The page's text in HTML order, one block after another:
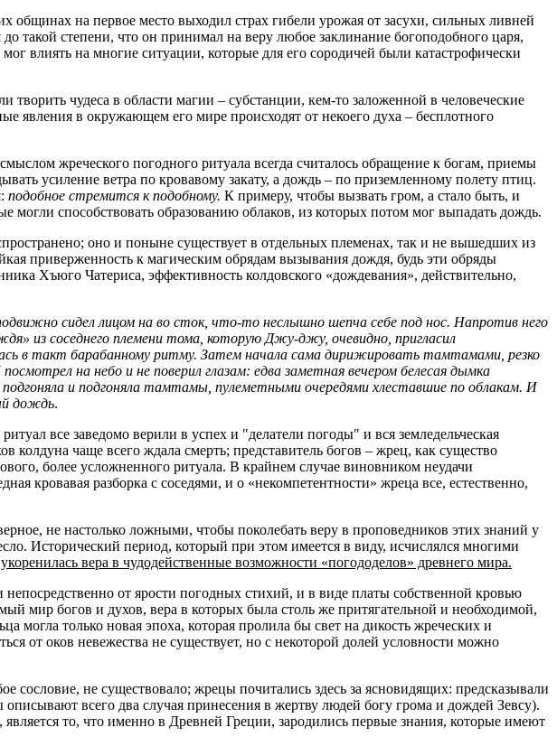
общинах на первое место выходил страх гибели урожая от засухи, сильных ливней
такой степени, что он принимал на веру любое заклинание богоподобного царя,
влиять на многие ситуации, которые для его сородичей были катастрофически
чудеса в области магии ‒ субстанции, кем-то заложенной в человеческие
явления в окружающем его мире происходят от некоего духа ‒ бесплотного
жреческого погодного ритуала всегда считалось обращение к богам, приемы
усиление ветра по кровавому закату, а дождь ‒ по приземленному полету птиц.
подобное стремится к подобному. К примеру, чтобы вызвать гром, а стало быть, и
способствовать образованию облаков, из которых потом мог выпадать дождь.
оно и поныне существует в отдельных племенах, так и не вышедших из
приверженность к магическим обрядам вызывания дождя, будь эти обряды
Хъюго Чатериса, эффективность колдовского «дождевания», действительно,
сидел лицом на во сток, что-то неслышно шепча себе под нос. Напротив него
из соседнего племени тома, которую Джу-джу, очевидно, пригласил
в такт барабанному ритму. Затем начала сама дирижировать тамтамами, резко
на небо и не поверил глазам: едва заметная вечером белесая дымка
и подгоняла тамтамы, пулеметными очередями хлеставшие по облакам. И
дождь.
все заведомо верили в успех и "делатели погоды" и вся земледельческая
колдуна чаще всего ждала смерть; представитель богов ‒ жрец, как существо
более усложненного ритуала. В крайнем случае виновником неудачи
кровавая разборка с соседями, и о «некомпетентности» жреца все, естественно,
не настолько ложными, чтобы поколебать веру в проповедников этих знаний у
Исторический период, который при этом имеется в виду, исчислялся многими
вера в чудодейственные возможности «погододелов» древнего мира.
от ярости погодных стихий, и в виде платы собственной кровью
мир богов и духов, вера в которых была столь же притягательной и необходимой,
только новая эпоха, которая пролила бы свет на дикость жреческих и
от оков невежества не существует, но с некоторой долей условности можно
не существовало; жрецы почитались здесь за ясновидящих: предсказывали
всего два случая принесения в жертву людей богу грома и дождей Зевсу).
то, что именно в Древней Греции, зародились первые знания, которые имеют